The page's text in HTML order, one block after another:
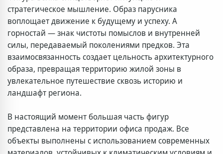
стратегическое мышление. Образ парусника
воплощает движение к будущему и успеху. А
горностай — знак чистоты помыслов и внутренней
силы, передаваемый поколениями предков. Эта
взаимосвязанность создает цельность архитектурного
образа, превращая территорию жилой зоны в
увлекательное путешествие сквозь историю и
ландшафт региона.
В настоящий момент большая часть фигур
представлена на территории офиса продаж. Все
объекты выполнены с использованием современных